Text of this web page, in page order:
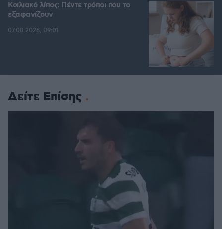
Κοιλιακό λίπος: Πέντε τρόποι που το
εξαφανίζουν
07.08.2026, 09:01
Δείτε Επίσης